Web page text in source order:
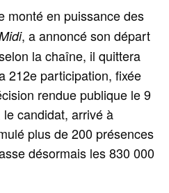
monté en puissance des
, a annoncé son départ
la chaîne, il quittera
212e participation, fixée
rendue publique le 9
candidat, arrivé à
plus de 200 présences
désormais les 830 000